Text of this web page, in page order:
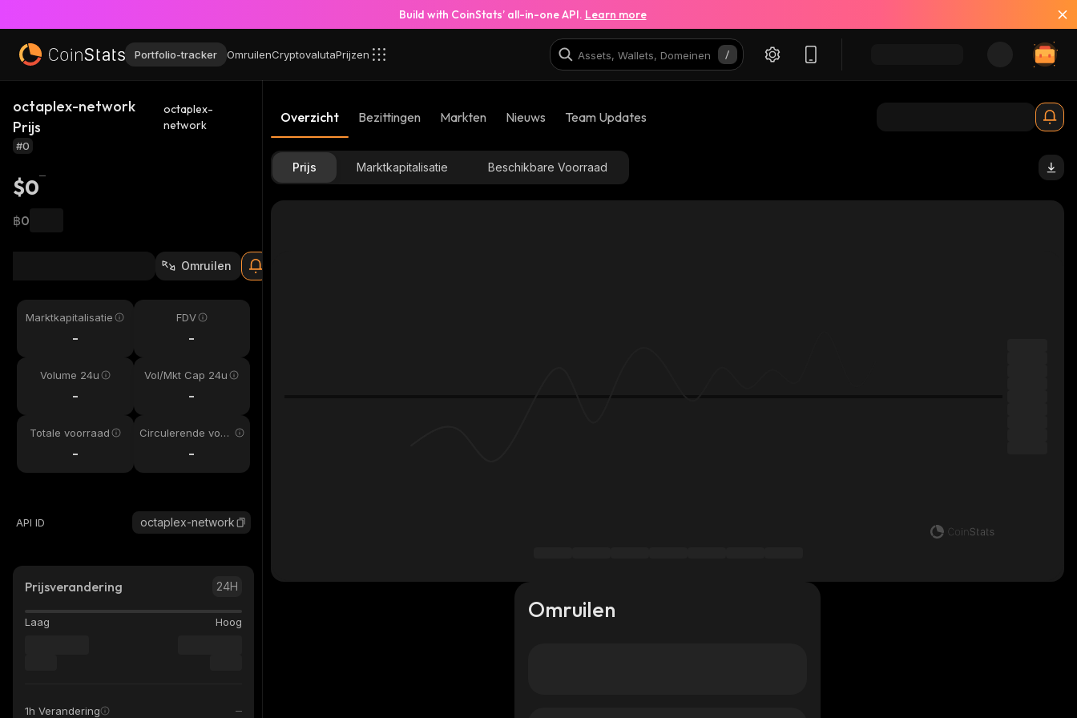
Build with CoinStats’ all-in-one API. Learn more
Portfolio-tracker OmruilenCryptovalutaPrijzen
octaplex-network
Prijs
octaplex-
network
#0
$0
฿0
Omruilen
Marktkapitalisatie
-
FDV
-
Volume 24u
-
Vol/Mkt Cap 24u
-
Totale voorraad
-
Circulerende voor
-
API ID octaplex-network
Prijsverandering 24H
Laag Hoog
1h Verandering
Overzicht Bezittingen Markten Nieuws Team Updates
Prijs Marktkapitalisatie Beschikbare Voorraad
Omruilen